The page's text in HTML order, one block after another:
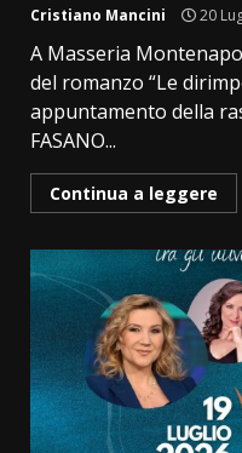
Cristiano Mancini 20
A Masseria
del romanzo “Le
appuntamento della
FASANO...
Continua a leggere